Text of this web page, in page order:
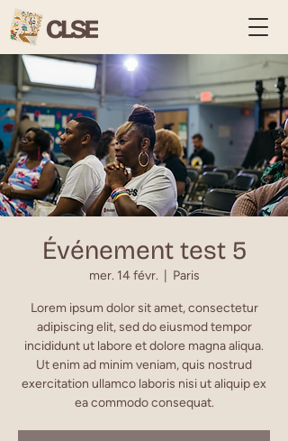
Événement test 5
mer. 14 févr. Paris
Lorem ipsum dolor sit amet, consectetur
adipiscing elit, sed do eiusmod tempor
incididunt ut labore et dolore magna aliqua.
Ut enim ad minim veniam, quis nostrud
exercitation ullamco laboris nisi ut aliquip ex
ea commodo consequat.